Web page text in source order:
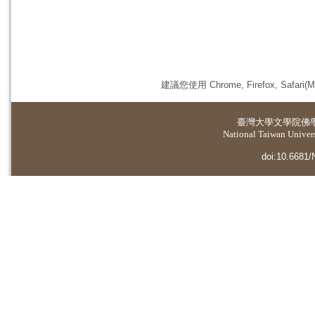
建議您使用 Chrome, Firefox,
臺灣大學文學院佛
National Taiwan
doi:10.6681/